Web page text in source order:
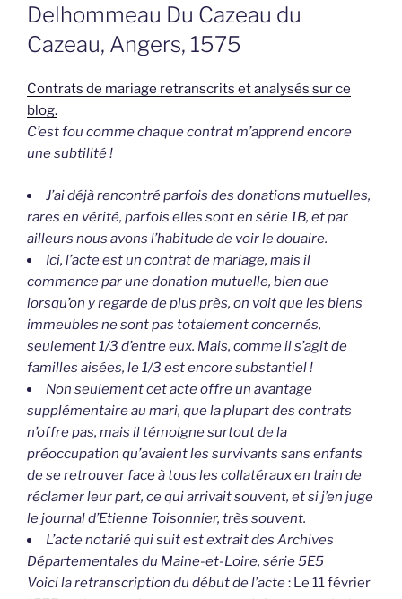
Delhommeau Du Cazeau du
Cazeau, Angers, 1575
Contrats de mariage retranscrits et analysés sur ce
blog.
C’est fou comme chaque contrat m’apprend encore
une subtilité !
J’ai déjà rencontré parfois des donations mutuelles,
rares en vérité, parfois elles sont en série 1B, et par
ailleurs nous avons l’habitude de voir le douaire.
Ici, l’acte est un contrat de mariage, mais il
commence par une donation mutuelle, bien que
lorsqu’on y regarde de plus près, on voit que les biens
immeubles ne sont pas totalement concernés,
seulement 1/3 d’entre eux. Mais, comme il s’agit de
familles aisées, le 1/3 est encore substantiel !
Non seulement cet acte offre un avantage
supplémentaire au mari, que la plupart des contrats
n’offre pas, mais il témoigne surtout de la
préoccupation qu’avaient les survivants sans enfants
de se retrouver face à tous les collatéraux en train de
réclamer leur part, ce qui arrivait souvent, et si j’en juge
le journal d’Etienne Toisonnier, très souvent.
L’acte notarié qui suit est extrait des Archives
Départementales du Maine-et-Loire, série 5E5
Voici la retranscription du début de l’acte: Le 11 février